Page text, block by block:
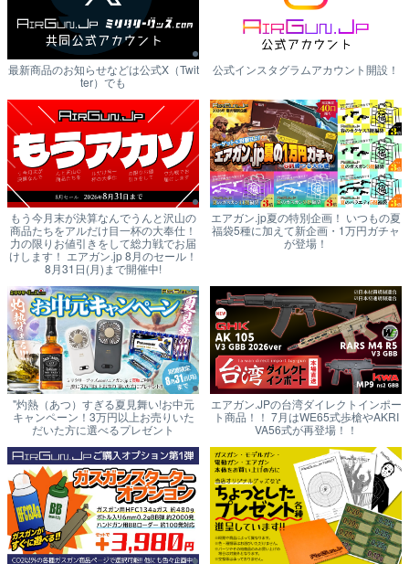
最新商品のお知らせなどは公式X（Twit
ter）でも
公式インスタグラムアカウント開設！
もう今月末が決算なんでうんと沢山の
商品たちをアルだけ目一杯の大奉仕！
力の限りお値引きをして総力戦でお届
けします！ エアガン.jp 8月のセール！
8月31日(月)まで開催中!
エアガン.jp夏の特別企画！ いつもの夏
福袋5種に加えて新企画・1万円ガチャ
が登場！
"灼熱（あつ）すぎる夏見舞い!お中元
キャンペーン！3万円以上お売りいた
だいた方に選べるプレゼント
エアガン.JPの台湾ダイレクトインポー
ト商品！！ 7月はWE65式歩槍やAKRI
VA56式が再登場！！